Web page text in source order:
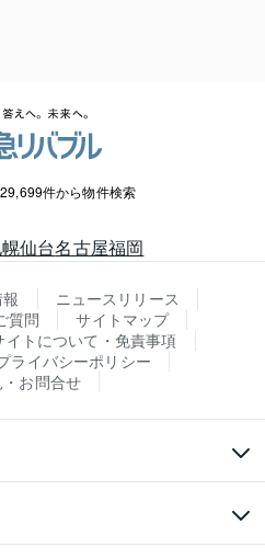
件から物件検索
仙台名古屋福岡
ニュースリリース
質問
サイトマップ
イトについて・免責事項
ライバシーポリシー
・お問合せ